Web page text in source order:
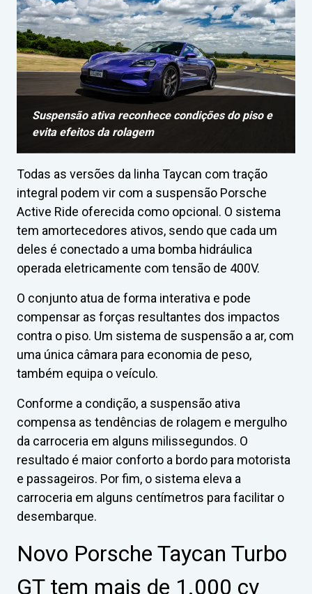
Suspensão ativa reconhece condições do piso e
evita efeitos da rolagem
Todas as versões da linha Taycan com tração
integral podem vir com a suspensão Porsche
Active Ride oferecida como opcional. O sistema
tem amortecedores ativos, sendo que cada um
deles é conectado a uma bomba hidráulica
operada eletricamente com tensão de 400V.
O conjunto atua de forma interativa e pode
compensar as forças resultantes dos impactos
contra o piso. Um sistema de suspensão a ar, com
uma única câmara para economia de peso,
também equipa o veículo.
Conforme a condição, a suspensão ativa
compensa as tendências de rolagem e mergulho
da carroceria em alguns milissegundos. O
resultado é maior conforto a bordo para motorista
e passageiros. Por fim, o sistema eleva a
carroceria em alguns centímetros para facilitar o
desembarque.
Novo Porsche Taycan Turbo
GT tem mais de 1.000 cv